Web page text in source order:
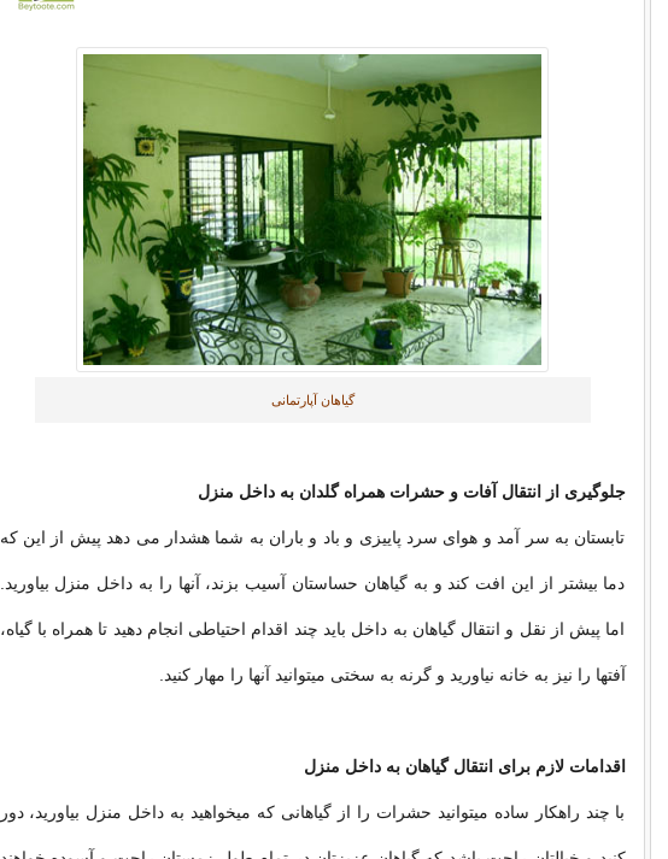
گیاهان آپارتمانی
جلوگیری از انتقال آفات و حشرات همراه گلدان به داخل منزل
تابستان به سر آمد و هوای سرد پاییزی و باد و باران به شما هشدار می دهد پیش از این که
دما بیشتر از این افت کند و به گیاهان حساستان آسیب بزند، آنها را به داخل منزل بیاورید.
اما پیش از نقل و انتقال گیاهان به داخل باید چند اقدام احتیاطی انجام دهید تا همراه با گیاه،
آفتها را نیز به خانه نیاورید و گرنه به سختی میتوانید آنها را مهار کنید.
اقدامات لازم برای انتقال گیاهان به داخل منزل
با چند راهکار ساده میتوانید حشرات را از گیاهانی که میخواهید به داخل منزل بیاورید، دور